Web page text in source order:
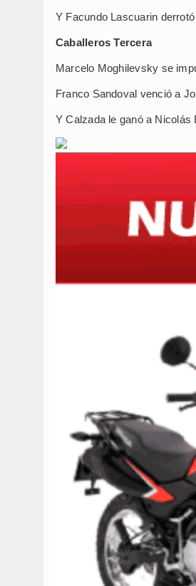
Y Facundo Lascuarin
Caballeros Tercera
Marcelo Moghilevsky se
Franco Sandoval venció a
Y Calzada le ganó a